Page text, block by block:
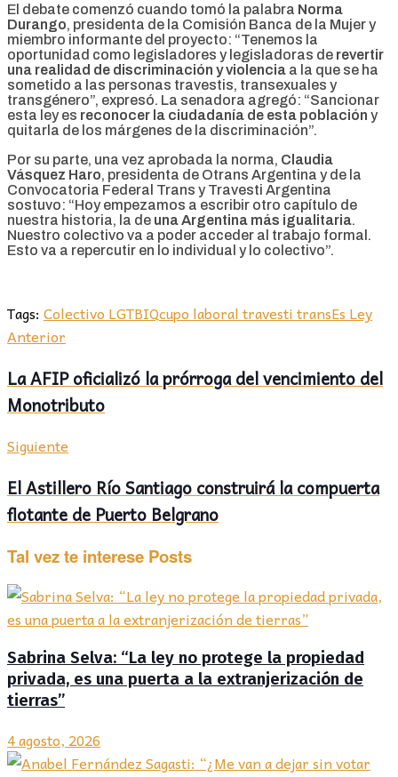
El debate comenzó cuando tomó la palabra Norma
Durango, presidenta de la Comisión Banca de la Mujer y
miembro informante del proyecto: “Tenemos la
oportunidad como legisladores y legisladoras de revertir
una realidad de discriminación y violencia a la que se ha
sometido a las personas travestis, transexuales y
transgénero”, expresó. La senadora agregó: “Sancionar
esta ley es reconocer la ciudadanía de esta población y
quitarla de los márgenes de la discriminación”.
Por su parte, una vez aprobada la norma, Claudia
Vásquez Haro, presidenta de Otrans Argentina y de la
Convocatoria Federal Trans y Travesti Argentina
sostuvo: “Hoy empezamos a escribir otro capítulo de
nuestra historia, la de una Argentina más igualitaria.
Nuestro colectivo va a poder acceder al trabajo formal.
Esto va a repercutir en lo individual y lo colectivo”.
Tags: Colectivo LGTBIQcupo laboral travesti transEs Ley
Anterior
La AFIP oficializó la prórroga del vencimiento del
Monotributo
Siguiente
El Astillero Río Santiago construirá la compuerta
flotante de Puerto Belgrano
Tal vez te interese Posts
Sabrina Selva: “La ley no protege la propiedad
privada, es una puerta a la extranjerización de
tierras”
4 agosto, 2026